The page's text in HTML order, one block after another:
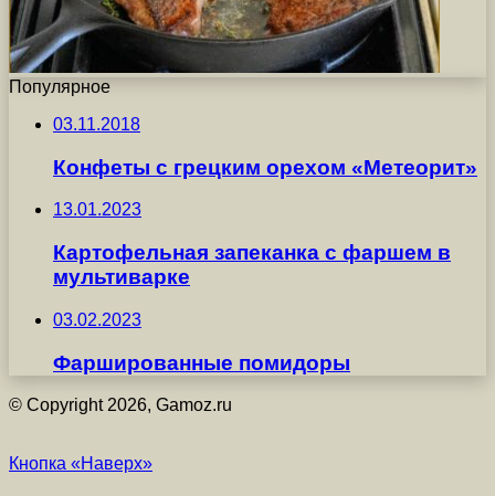
Популярное
03.11.2018
Конфеты с грецким орехом «Метеорит»
13.01.2023
Картофельная запеканка с фаршем в
мультиварке
03.02.2023
Фаршированные помидоры
© Copyright 2026, Gamoz.ru
Кнопка «Наверх»